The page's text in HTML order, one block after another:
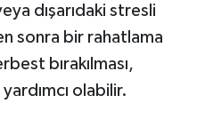
dışarıdaki stresli
sonra bir rahatlama
bırakılması,
olabilir.